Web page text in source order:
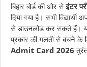
बिहार बोर्ड की ओर सेइंटर
दिया गया है। सभी
से डाउनलोड कर सकते हैं।
प्रकार की गलती से बचने के
Admit Card 2026